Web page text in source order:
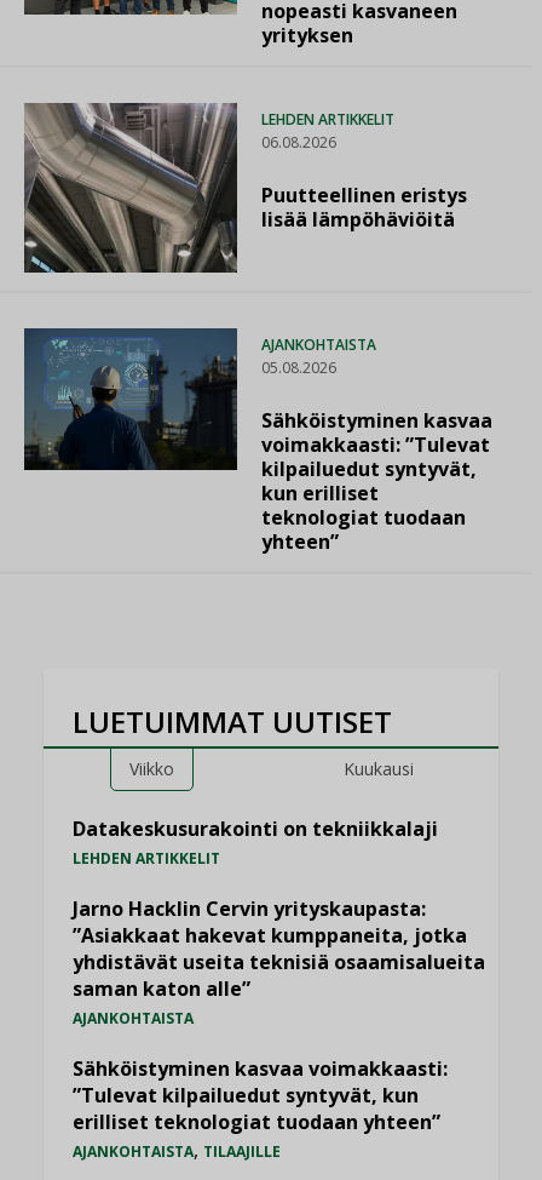
nopeasti kasvaneen
yrityksen
LEHDEN ARTIKKELIT
06.08.2026
Puutteellinen eristys
lisää lämpöhäviöitä
AJANKOHTAISTA
05.08.2026
Sähköistyminen kasvaa
voimakkaasti: ”Tulevat
kilpailuedut syntyvät,
kun erilliset
teknologiat tuodaan
yhteen”
LUETUIMMAT UUTISET
Viikko Kuukausi
Datakeskusurakointi on tekniikkalaji
LEHDEN ARTIKKELIT
Jarno Hacklin Cervin yrityskaupasta:
”Asiakkaat hakevat kumppaneita, jotka
yhdistävät useita teknisiä osaamisalueita
saman katon alle”
AJANKOHTAISTA
Sähköistyminen kasvaa voimakkaasti:
”Tulevat kilpailuedut syntyvät, kun
erilliset teknologiat tuodaan yhteen”
AJANKOHTAISTA, TILAAJILLE